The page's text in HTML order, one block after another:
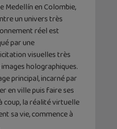
Medellín en Colombie,
un univers très
réel est
par une
visuelles très
holographiques.
principal, incarné par
en ville puis faire ses
coup, la réalité virtuelle
sa vie, commence à